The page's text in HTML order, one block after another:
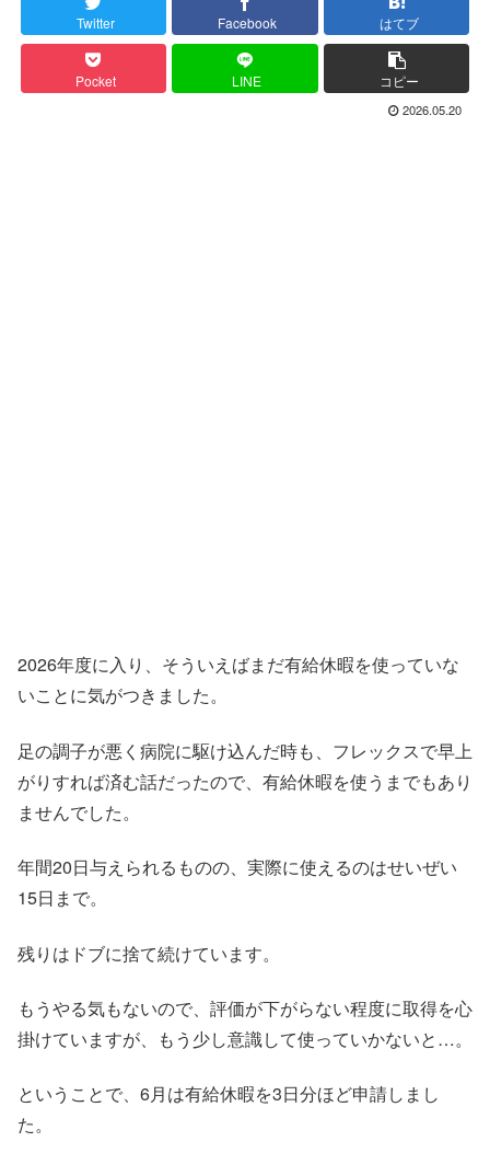
Twitter Facebook はてブ
Pocket LINE コピー
2026.05.20
2026年度に入り、そういえばまだ有給休暇を使っていな
いことに気がつきました。
足の調子が悪く病院に駆け込んだ時も、フレックスで早上
がりすれば済む話だったので、有給休暇を使うまでもあり
ませんでした。
年間20日与えられるものの、実際に使えるのはせいぜい
15日まで。
残りはドブに捨て続けています。
もうやる気もないので、評価が下がらない程度に取得を心
掛けていますが、もう少し意識して使っていかないと…。
ということで、6月は有給休暇を3日分ほど申請しまし
た。